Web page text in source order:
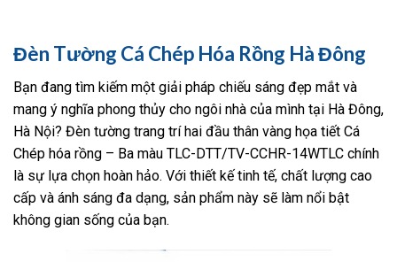
Đèn Tường Cá Chép Hóa Rồng Hà Đông
Bạn đang tìm kiếm một giải pháp chiếu sáng đẹp mắt và
mang ý nghĩa phong thủy cho ngôi nhà của mình tại Hà Đông,
Hà Nội? Đèn tường trang trí hai đầu thân vàng họa tiết Cá
Chép hóa rồng – Ba màu TLC-DTT/TV-CCHR-14WTLC chính
là sự lựa chọn hoàn hảo. Với thiết kế tinh tế, chất lượng cao
cấp và ánh sáng đa dạng, sản phẩm này sẽ làm nổi bật
không gian sống của bạn.